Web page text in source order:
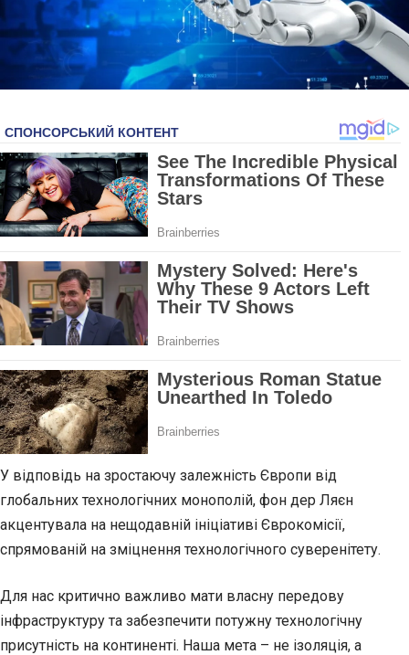
У відповідь на зростаючу залежність Європи від
глобальних технологічних монополій, фон дер Ляєн
акцентувала на нещодавній ініціативі Єврокомісії,
спрямованій на зміцнення технологічного суверенітету.
Для нас критично важливо мати власну передову
інфраструктуру та забезпечити потужну технологічну
присутність на континенті. Наша мета – не ізоляція, а